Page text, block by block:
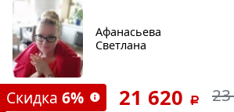
Афанасьева
Светлана
Скидка 6% 21 620